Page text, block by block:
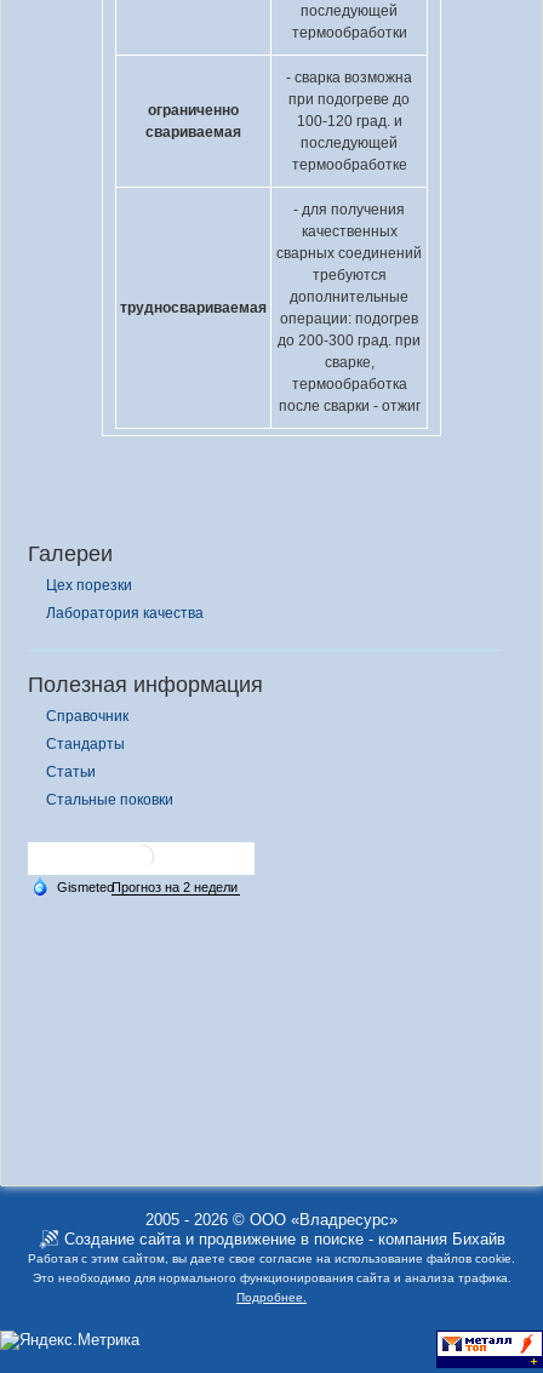
последующей
термообработки
ограниченно
свариваемая
- сварка возможна
при подогреве до
100-120 град. и
последующей
термообработке
трудносвариваемая
- для получения
качественных
сварных соединений
требуются
дополнительные
операции: подогрев
до 200-300 град. при
сварке,
термообработка
после сварки - отжиг
Галереи
Цех порезки
Лаборатория качества
Полезная информация
Справочник
Стандарты
Статьи
Стальные поковки
2005 - 2026 © ООО «Владресурс»
Создание сайтаи продвижение в поиске- компания Бихайв
Работая с этим сайтом, вы даете свое согласие на использование файлов cookie.
Это необходимо для нормального функционирования сайта и анализа трафика.
Подробнее.